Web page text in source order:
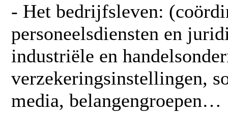
- Het bedrijfsleven:
personeelsdiensten en
industriële en
verzekeringsinstellingen,
media, belangengroepen…